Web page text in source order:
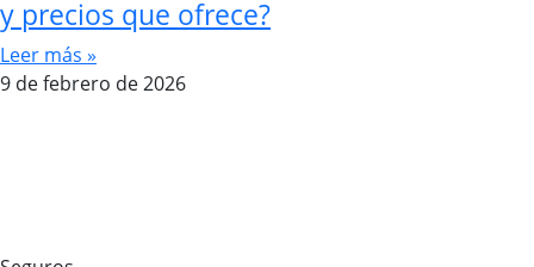
y precios que ofrece?
Leer más »
9 de febrero de 2026